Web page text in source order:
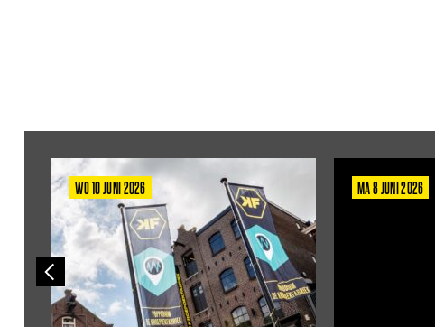
WO 10 JUNI 2026 MA 8 JUNI 2026